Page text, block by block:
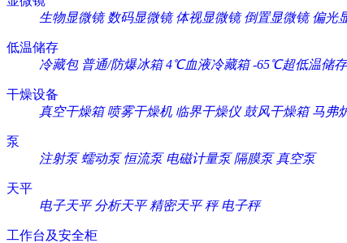
生物显微镜 数码显微镜 体视显微镜 倒置显微镜 偏光
低温储存
冷藏包 普通/防爆冰箱 4℃血液冷藏箱 -65℃超低温储
干燥设备
真空干燥箱 喷雾干燥机 临界干燥仪 鼓风干燥箱 马弗
泵
注射泵 蠕动泵 恒流泵 电磁计量泵 隔膜泵 真空泵
天平
电子天平 分析天平 精密天平 秤 电子秤
工作台及安全柜